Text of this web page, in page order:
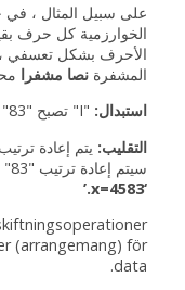
على سبيل المثال ، في
الخوارزمية كل حرف
الأحرف بشكل تعسفي ،
المشفرة نصا مشفرا
استبدال: "I" تصبح "83" ، "L" تصبح "= x" ، "i" تصبح "45" ، وهكذا.
التقليب: يتم إعادة
سيتم إعادة ترتيب "83" و"=x" بالترتيب وقد تظهر بعد "45" مثل
‘4583=x.’
(arrangemang) för
data.